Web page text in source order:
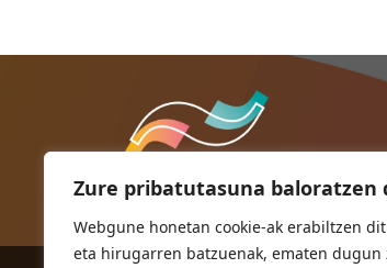
Zure pribatutasuna baloratzen
Webgune honetan cookie-ak erabiltzen
eta hirugarren batzuenak, ematen dugun